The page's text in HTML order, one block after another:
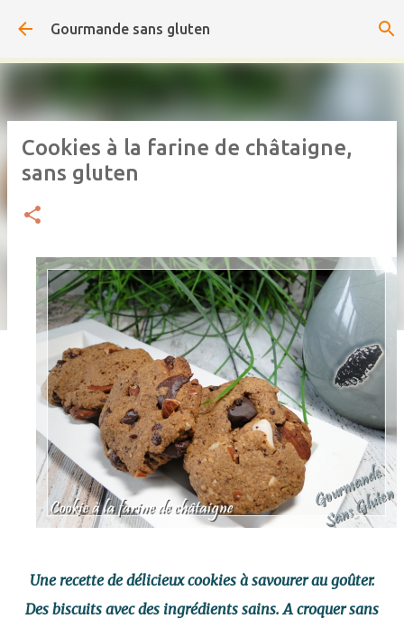
Accéder au contenu principal
Gourmande sans gluten
Cookies à la farine de châtaigne,
sans gluten
Une recette de délicieux cookies à savourer au goûter.
Des biscuits avec des ingrédients sains. A croquer sans